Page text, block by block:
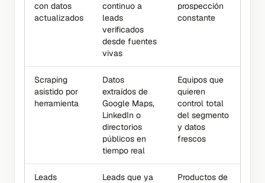
con datos
actualizados
continuo a
leads
verificados
desde fuentes
vivas
prospección
constante
Scraping
asistido por
herramienta
Datos
extraídos de
Google Maps,
LinkedIn o
directorios
públicos en
tiempo real
Equipos que
quieren
control total
del segmento
y datos
frescos
Leads
Leads que ya
Productos de